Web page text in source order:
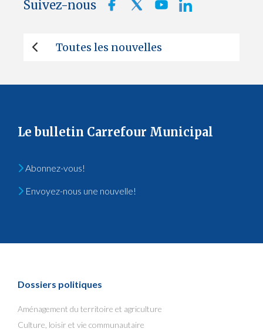
Suivez-nous
Toutes les nouvelles
Le bulletin Carrefour Municipal
Abonnez-vous!
Envoyez-nous une nouvelle!
Dossiers politiques
Aménagement du territoire et agriculture
Culture, loisir et vie communautaire